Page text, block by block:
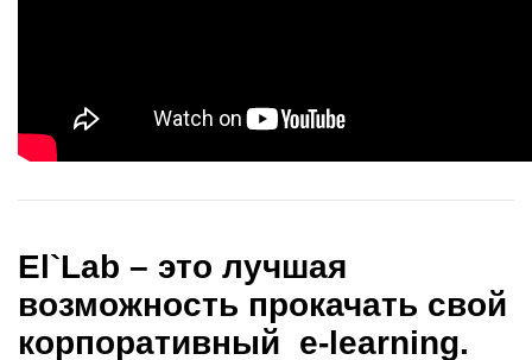
Еl`Lab – это лучшая
возможность прокачать свой
корпоративный e-learning.